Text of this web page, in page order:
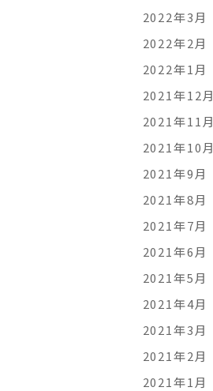
2022年3月
2022年2月
2022年1月
2021年12月
2021年11月
2021年10月
2021年9月
2021年8月
2021年7月
2021年6月
2021年5月
2021年4月
2021年3月
2021年2月
2021年1月